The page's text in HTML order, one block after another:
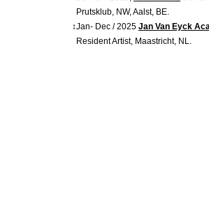
Prutsklub, NW, Aalst, BE.
↕Jan- Dec / 2025 Jan Van Eyck
Resident Artist, Maastricht, NL.